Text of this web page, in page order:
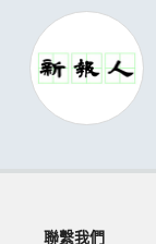
聯繫我們